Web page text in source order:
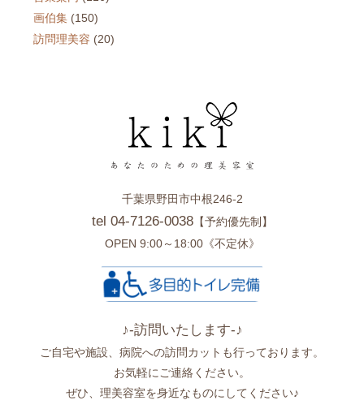
画伯集 (150)
訪問理美容 (20)
千葉県野田市中根246-2
tel 04-7126-0038【予約優先制】
OPEN 9:00～18:00《不定休》
♪-訪問いたします-♪
ご自宅や施設、病院への訪問カットも行っております。
お気軽にご連絡ください。
ぜひ、理美容室を身近なものにしてください♪